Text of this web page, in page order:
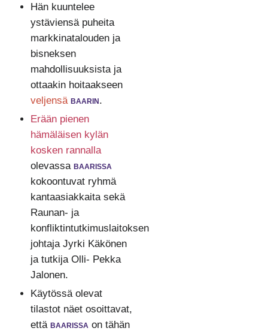
Hän kuuntelee
ystäviensä puheita
markkinatalouden ja
bisneksen
mahdollisuuksista ja
ottaakin hoitaakseen
veljensä baarin.
Erään pienen
hämäläisen kylän
kosken rannalla
olevassa baarissa
kokoontuvat ryhmä
kantaasiakkaita sekä
Raunan- ja
konfliktintutkimuslaitoksen
johtaja Jyrki Käkönen
ja tutkija Olli- Pekka
Jalonen.
Käytössä olevat
tilastot näet osoittavat,
että baarissaon tähän